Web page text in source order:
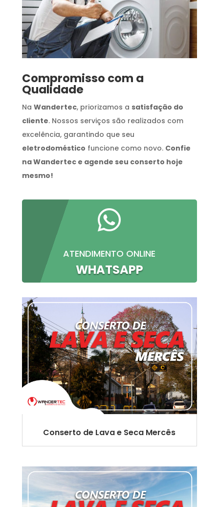
Compromisso com a
Qualidade
Na Wandertec, priorizamos a satisfação do
cliente. Nossos serviços são realizados com
excelência, garantindo que seu
eletrodoméstico funcione como novo. Confie
na Wandertec e agende seu conserto hoje
mesmo!

ATENDIMENTO ONLINE
WHATSAPP
Conserto de Lava e Seca Mercês